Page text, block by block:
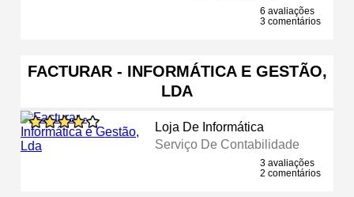
6 avaliações
3 comentários
FACTURAR - INFORMÁTICA E GESTÃO,
LDA
Loja De Informática
Serviço De Contabilidade
3 avaliações
2 comentários